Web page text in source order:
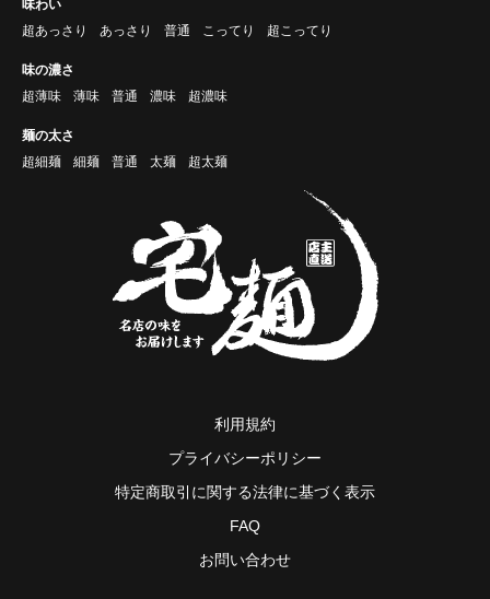
味わい
超あっさり
あっさり 普通 こってり 超こってり
味の濃さ
超薄味
薄味 普通 濃味 超濃味
麺の太さ
超細麺
細麺 普通 太麺 超太麺
利用規約
プライバシーポリシー
特定商取引に関する法律に基づく表示
FAQ
お問い合わせ